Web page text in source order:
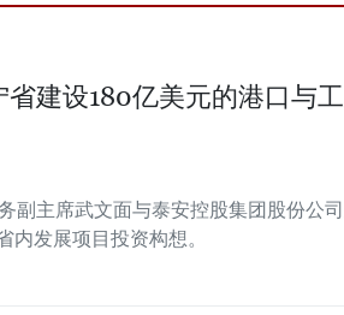
建设180亿美元的港口与
副主席武文面与泰安控股集团股份公
发展项目投资构想。